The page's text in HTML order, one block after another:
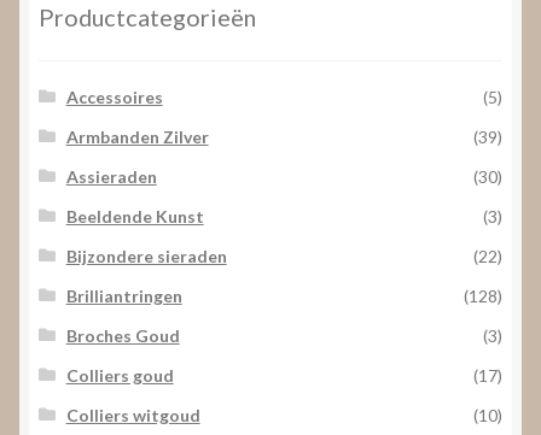
laag
Productcategorieën
Accessoires
(5)
Armbanden Zilver
(39)
Assieraden
(30)
Beeldende Kunst
(3)
Bijzondere sieraden
(22)
Brilliantringen
(128)
Broches Goud
(3)
Colliers goud
(17)
Colliers witgoud
(10)